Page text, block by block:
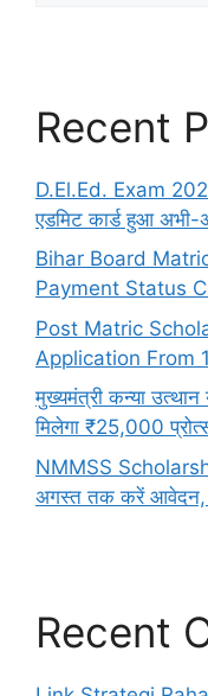
Recent
D.El.Ed. Exam
एडमिट कार्ड हुआ
Bihar Board
Payment Status
Post Matric
Application From
मुख्यमंत्री कन्या
मिलेगा ₹25,000
NMMSS
अगस्त तक करें आवेदन,
Recent